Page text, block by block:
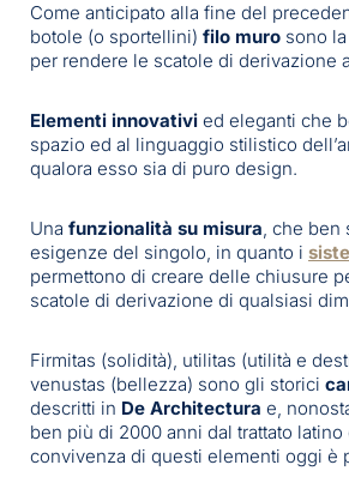
Come anticipato alla fine del
botole (o sportellini) filo muro sono
per rendere le scatole di derivazione
Elementi innovativi ed eleganti che
spazio ed al linguaggio stilistico
qualora esso sia di puro design.
Una funzionalità su misura, che ben
esigenze del singolo, in quanto i
permettono di creare delle chiusure
scatole di derivazione di qualsiasi
Firmitas (solidità), utilitas (utilità e
venustas (bellezza) sono gli storici
descritti in De Architectura e,
ben più di 2000 anni dal trattato latino
convivenza di questi elementi oggi è